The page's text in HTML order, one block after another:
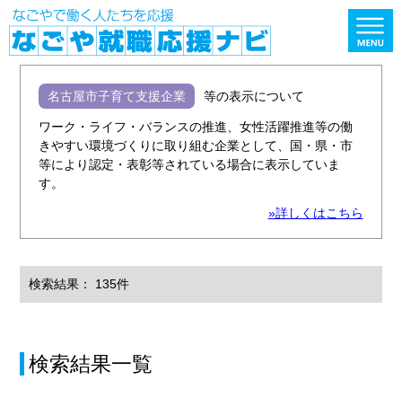
名古屋市子育て支援企業 等の表示について
ワーク・ライフ・バランスの推進、女性活躍推進等の働
きやすい環境づくりに取り組む企業として、国・県・市
等により認定・表彰等されている場合に表示していま
す。
»詳しくはこちら
検索結果： 135件
検索結果一覧